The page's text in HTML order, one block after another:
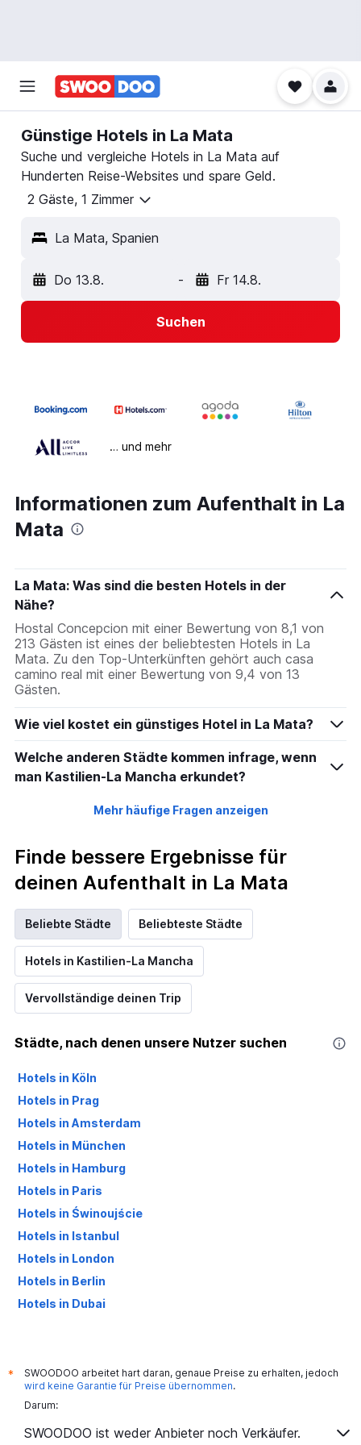
Günstige Hotels in La Mata
Suche und vergleiche Hotels in La Mata auf
Hunderten Reise-Websites und spare Geld.
2 Gäste, 1 Zimmer
La Mata, Spanien
Do 13.8. - Fr 14.8.
Suchen
… und mehr
Informationen zum Aufenthalt in La
Mata
La Mata: Was sind die besten Hotels in der
Nähe?
Hostal Concepcion mit einer Bewertung von 8,1 von
213 Gästen ist eines der beliebtesten Hotels in La
Mata. Zu den Top-Unterkünften gehört auch casa
camino real mit einer Bewertung von 9,4 von 13
Gästen.
Wie viel kostet ein günstiges Hotel in La Mata?
Welche anderen Städte kommen infrage, wenn
man Kastilien-La Mancha erkundet?
Mehr häufige Fragen anzeigen
Finde bessere Ergebnisse für
deinen Aufenthalt in La Mata
Beliebte Städte Beliebteste Städte
Hotels in Kastilien-La Mancha
Vervollständige deinen Trip
Städte, nach denen unsere Nutzer suchen
Hotels in Köln
Hotels in Prag
Hotels in Amsterdam
Hotels in München
Hotels in Hamburg
Hotels in Paris
Hotels in Świnoujście
Hotels in Istanbul
Hotels in London
Hotels in Berlin
Hotels in Dubai
*
SWOODOO arbeitet hart daran, genaue Preise zu erhalten, jedoch
wird keine Garantie für Preise übernommen.
Darum:
SWOODOO ist weder Anbieter noch Verkäufer.